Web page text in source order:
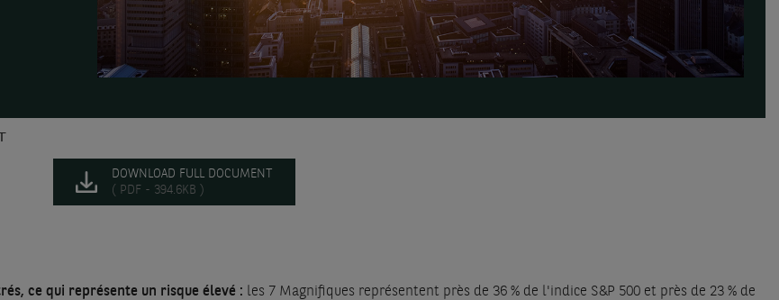
DOWNLOAD FULL DOCUMENT
( PDF - 394.6KB )
ce qui représente un risque élevé : les 7 Magnifiques représentent près de 36 % de l'indice S&P 500 et près de 23 % de